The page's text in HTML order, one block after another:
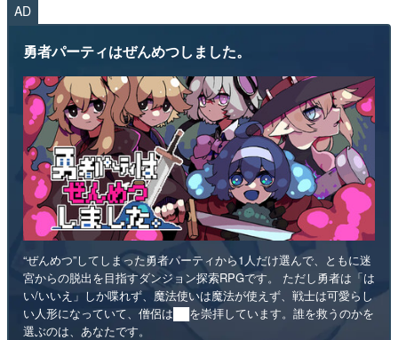
AD
勇者パーティはぜんめつしました。
“ぜんめつ”してしまった勇者パーティから1人だけ選んで、ともに迷
宮からの脱出を目指すダンジョン探索RPGです。 ただし勇者は「は
い/いいえ」しか喋れず、魔法使いは魔法が使えず、戦士は可愛らし
い人形になっていて、僧侶は██を崇拝しています。誰を救うのかを
選ぶのは、あなたです。